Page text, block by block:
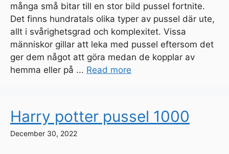
många små bitar till en stor bild pussel fortnite.
Det finns hundratals olika typer av pussel där ute,
allt i svårighetsgrad och komplexitet. Vissa
människor gillar att leka med pussel eftersom det
ger dem något att göra medan de kopplar av
hemma eller på ... Read more
Harry potter pussel 1000
December 30, 2022